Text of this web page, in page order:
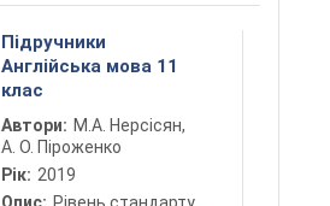
Підручники
Англійська мова 11
клас
Автори: М.А. Нерсісян,
А. О. Піроженко
Рік: 2019